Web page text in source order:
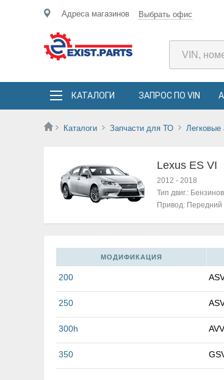
Адреса магазинов Выбрать офис
КАТАЛОГИ ЗАПРОС ПО VIN
Каталоги Запчасти для ТО Легковые
Lexus ES VI
2012 - 2018
Тип двиг.:
Привод: Передний
МОДИФИКАЦИЯ
200
250
300h
350